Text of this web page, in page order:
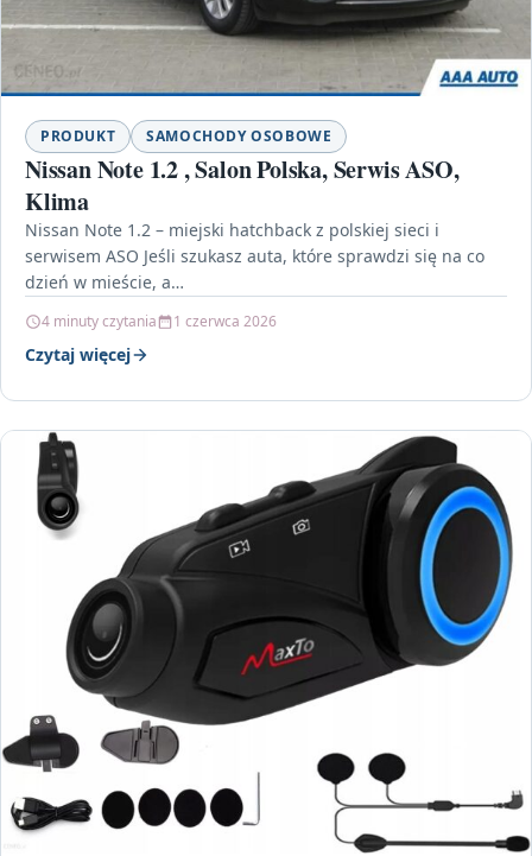
PRODUKT SAMOCHODY OSOBOWE
Nissan Note 1.2 , Salon Polska, Serwis ASO,
Klima
Nissan Note 1.2 – miejski hatchback z polskiej sieci i
serwisem ASO Jeśli szukasz auta, które sprawdzi się na co
dzień w mieście, a…
4 minuty czytania 1 czerwca 2026
Czytaj więcej